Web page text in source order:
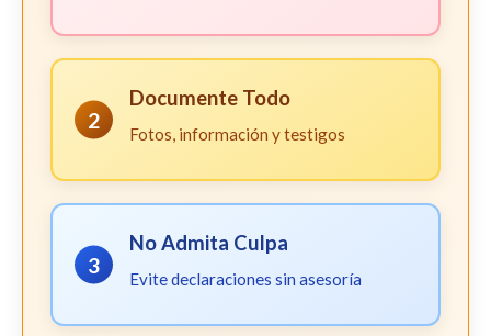
2
Documente Todo
Fotos, información y testigos
3
No Admita Culpa
Evite declaraciones sin asesoría